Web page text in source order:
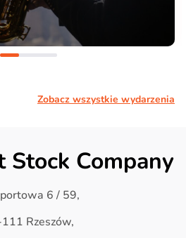
Zobacz wszystkie wydarzenia
Stock Company
6 / 59,
Rzeszów,